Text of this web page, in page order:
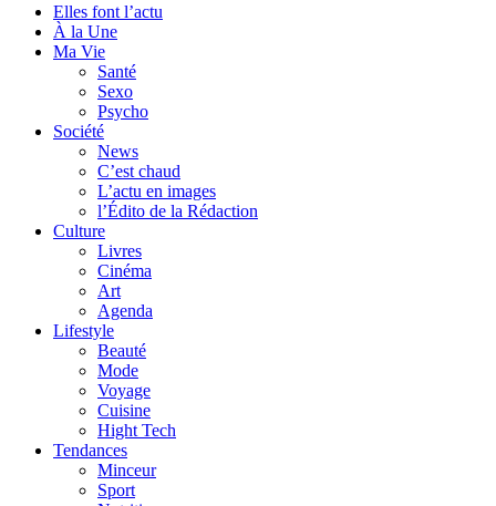
Elles font l’actu
À la Une
Ma Vie
Santé
Sexo
Psycho
Société
News
C’est chaud
L’actu en images
l’Édito de la Rédaction
Culture
Livres
Cinéma
Art
Agenda
Lifestyle
Beauté
Mode
Voyage
Cuisine
Hight Tech
Tendances
Minceur
Sport